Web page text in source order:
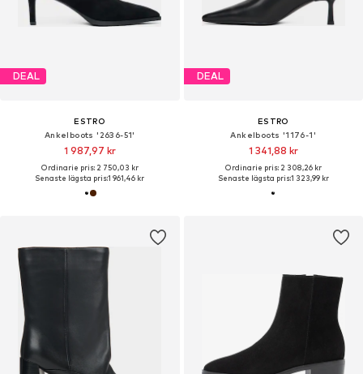
DEAL
ESTRO
Ankelboots '2636-51'
1 987,97 kr
Ordinarie pris: 2 750,03 kr
Senaste lägsta pris:1 961,46 kr
DEAL
ESTRO
Ankelboots '1176-1'
1 341,88 kr
Ordinarie pris: 2 308,26 kr
Senaste lägsta pris:1 323,99 kr